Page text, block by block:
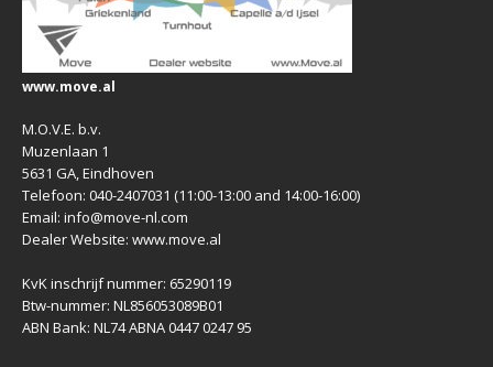
www.move.al
M.O.V.E. b.v.
Muzenlaan 1
5631 GA, Eindhoven
Telefoon: 040-2407031 (11:00-13:00 and 14:00-16:00)
Email: info@move-nl.com
Dealer Website: www.move.al
KvK inschrijf nummer: 65290119
Btw-nummer: NL856053089B01
ABN Bank: NL74 ABNA 0447 0247 95